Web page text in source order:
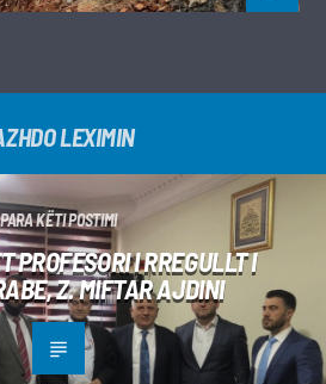
LEXIMIN
PARA KËTI POSTIMI
PROFESORI I RREGULLT I
Z. MIFTAR AJDINI